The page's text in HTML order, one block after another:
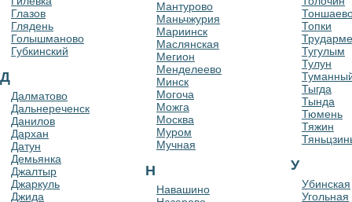
Глазов
Глядень
Голышманово
Губкинский
Д
Далматово
Дальнереченск
Данилов
Дархан
Датун
Демьянка
Джалтыр
Джаркуль
Джида
Мантурово
Маньчжурия
Мариинск
Маслянская
Мегион
Менделеево
Минск
Могоча
Можга
Москва
Муром
Мучная
Н
Навашино
Топки
Тугулым
Тулун
Тыгда
Тында
Тюмень
Тяжин
У
Убинская
Угольная